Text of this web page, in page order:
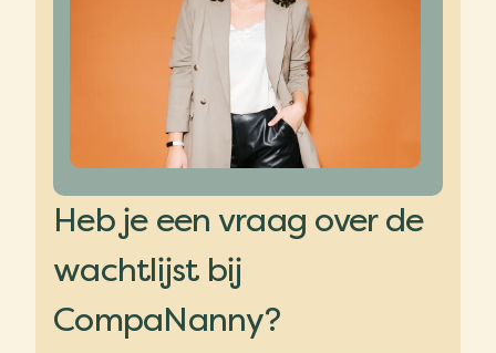
Heb je een vraag over de
wachtlijst bij
CompaNanny?